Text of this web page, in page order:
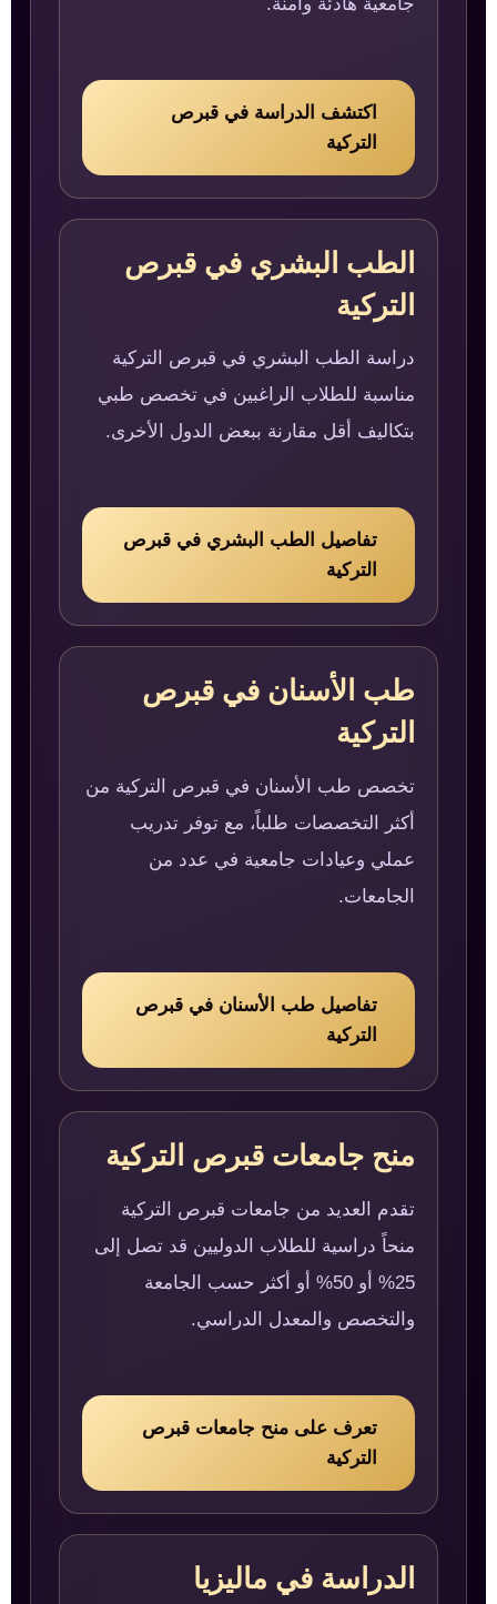
اكتشف الدراسة في قبرص
التركية
الطب البشري في قبرص
التركية
دراسة الطب البشري في قبرص التركية
مناسبة للطلاب الراغبين في تخصص طبي
بتكاليف أقل مقارنة ببعض الدول الأخرى.
تفاصيل الطب البشري في قبرص
التركية
طب الأسنان في قبرص
التركية
تخصص طب الأسنان في قبرص التركية من
أكثر التخصصات طلباً، مع توفر تدريب
عملي وعيادات جامعية في عدد من
الجامعات.
تفاصيل طب الأسنان في قبرص
التركية
منح جامعات قبرص التركية
تقدم العديد من جامعات قبرص التركية
منحاً دراسية للطلاب الدوليين قد تصل إلى
25% أو 50% أو أكثر حسب الجامعة
والتخصص والمعدل الدراسي.
تعرف على منح جامعات قبرص
التركية
الدراسة في ماليزيا